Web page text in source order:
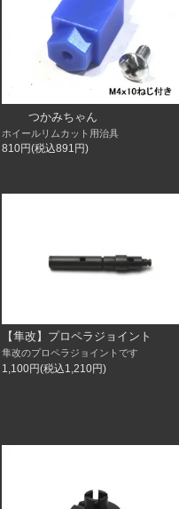
つかみちゃん
ホイールリムカット用治具
810円(税込891円)
【隼改】プロペラジョイント
隼改のプロペラジョイントです
1,100円(税込1,210円)